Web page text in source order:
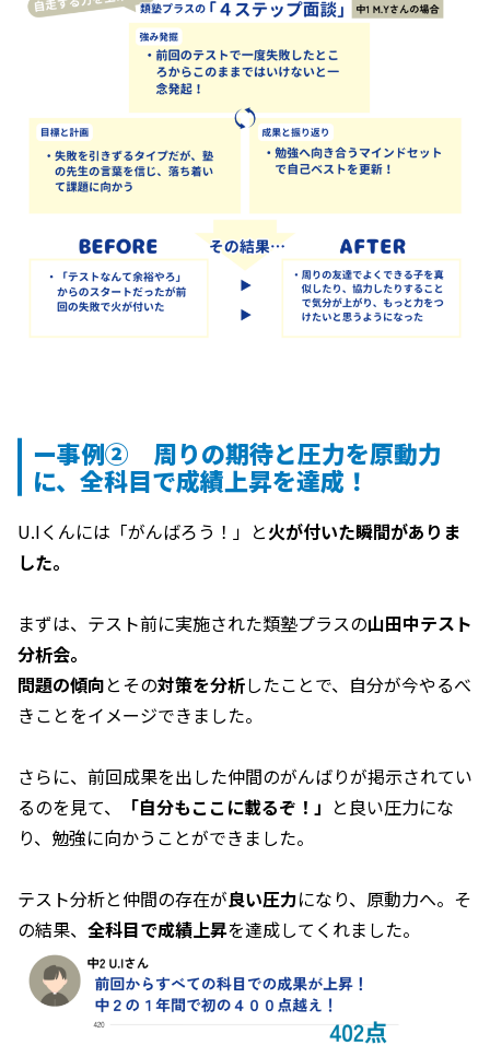
ー事例② 周りの期待と圧力を原動力
に、全科目で成績上昇を達成！
U.Iくんには「がんばろう！」と火が付いた瞬間がありま
した。
まずは、テスト前に実施された類塾プラスの山田中テスト
分析会。
問題の傾向とその対策を分析したことで、自分が今やるべ
きことをイメージできました。
さらに、前回成果を出した仲間のがんばりが掲示されてい
るのを見て、
「自分もここに載るぞ！」 と良い圧力にな
り、勉強に向かうことができました。
テスト分析と仲間の存在が良い圧力になり、原動力へ。そ
の結果、 全科目で成績上昇を達成してくれました。